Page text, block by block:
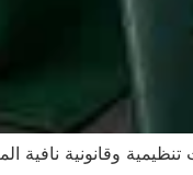
وقانونية نافية